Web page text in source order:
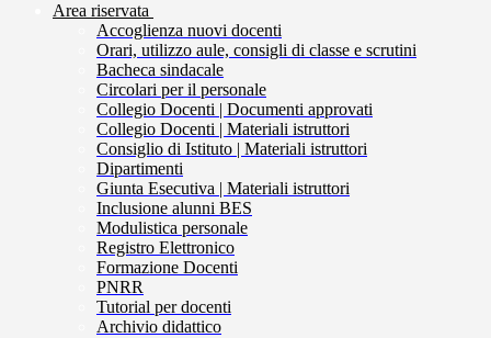
Area riservata
Accoglienza nuovi docenti
Orari, utilizzo aule, consigli di classe e scrutini
Bacheca sindacale
Circolari per il personale
Collegio Docenti | Documenti approvati
Collegio Docenti | Materiali istruttori
Consiglio di Istituto | Materiali istruttori
Dipartimenti
Giunta Esecutiva | Materiali istruttori
Inclusione alunni BES
Modulistica personale
Registro Elettronico
Formazione Docenti
PNRR
Tutorial per docenti
Archivio didattico